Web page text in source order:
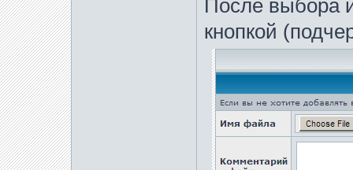
После выбора
кнопкой